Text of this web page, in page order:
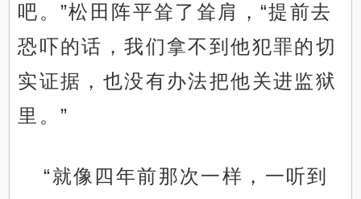
吧。”松田阵平耸了耸肩，“提前去
恐吓的话，我们拿不到他犯罪的切
实证据，也没有办法把他关进监狱
里。”
“就像四年前那次一样，一听到